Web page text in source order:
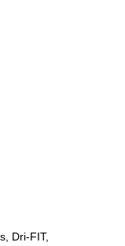
Dri-FIT,